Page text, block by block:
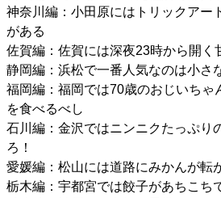
神奈川編： 小田原にはトリックアー
がある
佐賀編： 佐賀には深夜23時から開く
静岡編： 浜松で一番人気なのは小さ
福岡編： 福岡では70歳のおじいちゃ
を食べるべし
石川編： 金沢ではニンニクたっぷり
ろ！
愛媛編： 松山には道路にみかんが転
栃木編： 宇都宮では餃子があちこち